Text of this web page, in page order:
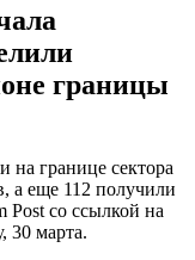
границы
на границе сектора
а еще 112 получили
Post со ссылкой на
30 марта.